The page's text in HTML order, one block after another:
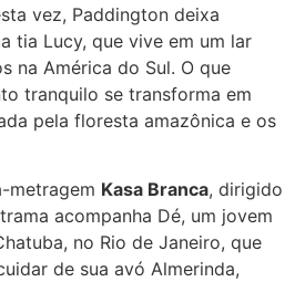
vez, Paddington deixa
tia Lucy, que vive em um lar
na América do Sul. O que
tranquilo se transforma em
pela floresta amazônica e os
metragem Kasa Branca, dirigido
acompanha Dé, um jovem
no Rio de Janeiro, que
de sua avó Almerinda,